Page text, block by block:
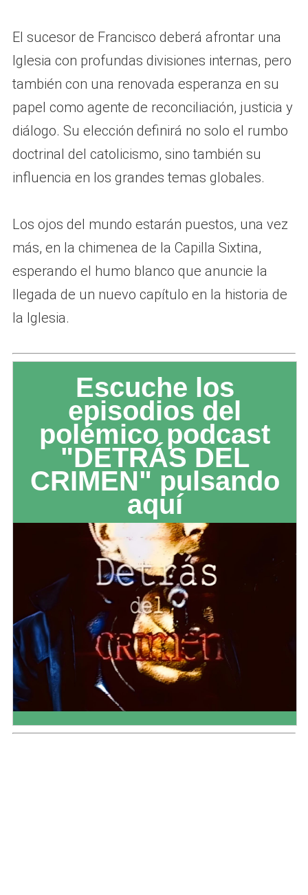
El sucesor de Francisco deberá afrontar una
Iglesia con profundas divisiones internas, pero
también con una renovada esperanza en su
papel como agente de reconciliación, justicia y
diálogo. Su elección definirá no solo el rumbo
doctrinal del catolicismo, sino también su
influencia en los grandes temas globales.
Los ojos del mundo estarán puestos, una vez
más, en la chimenea de la Capilla Sixtina,
esperando el humo blanco que anuncie la
llegada de un nuevo capítulo en la historia de
la Iglesia.
Escuche los
episodios del
polémico podcast
"DETRÁS DEL
CRIMEN" pulsando
aquí